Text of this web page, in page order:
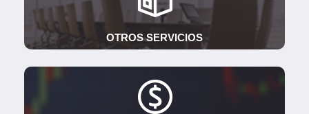
OTROS SERVICIOS